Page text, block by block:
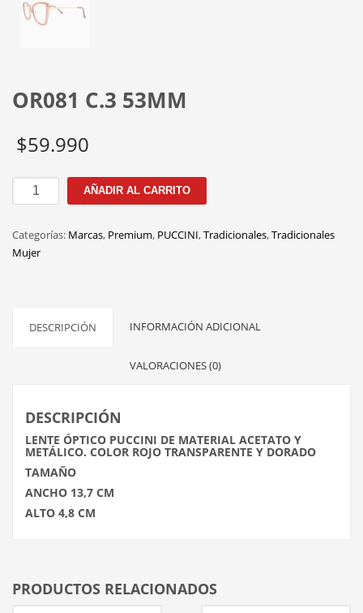
OR081 C.3 53MM
$59.990
OR081
C.3
cantidad
AÑADIR AL CARRITO
Categorías: Marcas, Premium, PUCCINI,Tradicionales,Tradicionales
Mujer
DESCRIPCIÓN INFORMACIÓN ADICIONAL
VALORACIONES (0)
DESCRIPCIÓN
LENTE ÓPTICO PUCCINI DE MATERIAL ACETATO Y
METÁLICO. COLOR ROJO TRANSPARENTE Y DORADO
TAMAÑO
ANCHO 13,7 CM
ALTO 4,8 CM
PRODUCTOS RELACIONADOS